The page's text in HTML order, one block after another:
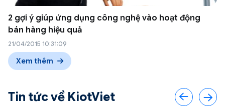
2 gợi ý giúp ứng dụng công nghệ vào hoạt động
bán hàng hiệu quả
21/04/2015 10:31:09
Xem thêm
Tin tức về KiotViet